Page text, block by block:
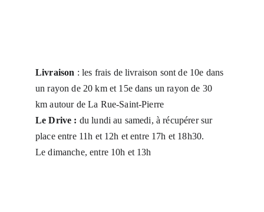
Livraison : les frais de livraison sont de 10e dans
un rayon de 20 km et 15e dans un rayon de 30
km autour de La Rue-Saint-Pierre
Le Drive : du lundi au samedi, à récupérer sur
place entre 11h et 12h et entre 17h et 18h30.
Le dimanche, entre 10h et 13h